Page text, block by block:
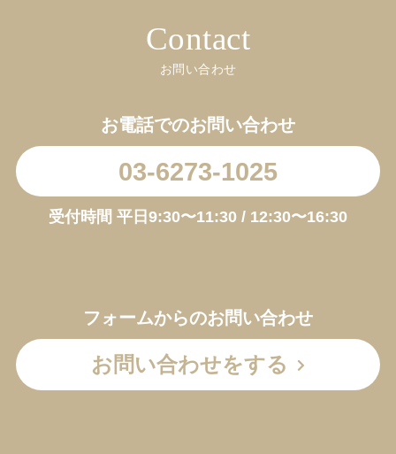
Contact
お問い合わせ
お電話でのお問い合わせ
03-6273-1025
受付時間 平日9:30〜11:30 / 12:30〜16:30
フォームからのお問い合わせ
お問い合わせをする